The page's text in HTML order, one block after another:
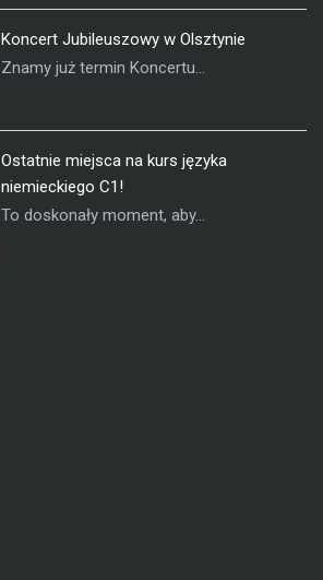
Koncert Jubileuszowy w Olsztynie
Znamy już termin Koncertu...
Ostatnie miejsca na kurs języka
niemieckiego C1!
To doskonały moment, aby...